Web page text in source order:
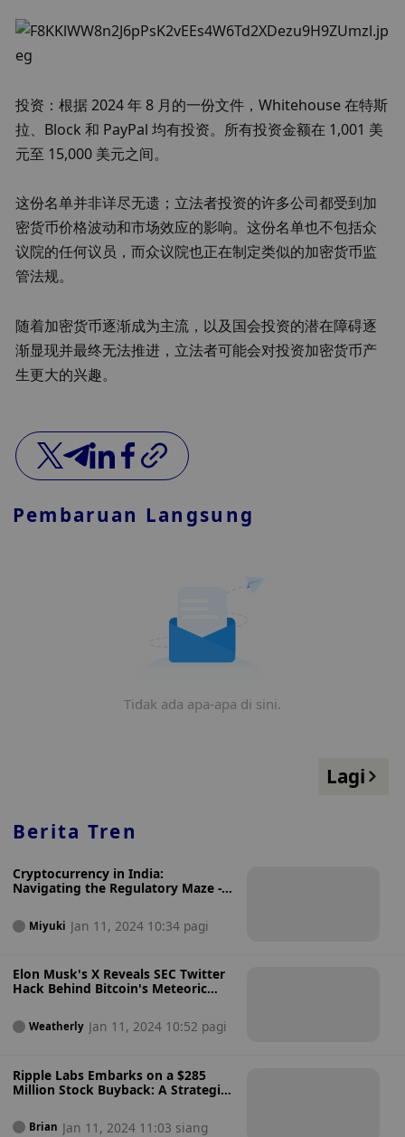
投资：根据 2024 年 8 月的一份文件，Whitehouse 在特斯
拉、Block 和 PayPal 均有投资。所有投资金额在 1,001 美
元至 15,000 美元之间。
这份名单并非详尽无遗；立法者投资的许多公司都受到加
密货币价格波动和市场效应的影响。这份名单也不包括众
议院的任何议员，而众议院也正在制定类似的加密货币监
管法规。
随着加密货币逐渐成为主流，以及国会投资的潜在障碍逐
渐显现并最终无法推进，立法者可能会对投资加密货币产
生更大的兴趣。
Pembaruan Langsung
Tidak ada apa-apa di sini.
Lagi
Berita Tren
Cryptocurrency in India:
Navigating the Regulatory Maze -
Exchange Apps from Apple's App
StoreMiyuki Jan 11, 2024 10:34 pagi
Elon Musk's X Reveals SEC Twitter
Hack Behind Bitcoin's Meteoric
Weatherly Jan 11, 2024 10:52 pagi
Ripple Labs Embarks on a $285
Million Stock Buyback: A Strategic
Growth
Brian Jan 11, 2024 11:03 siang